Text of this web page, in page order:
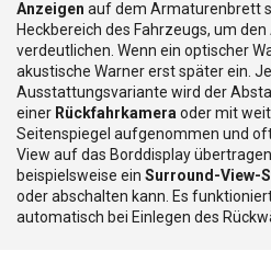
Anzeigen auf dem Armaturenbrett
Heckbereich des Fahrzeugs, um
verdeutlichen. Wenn ein optischer
akustische Warner erst später ein.
Ausstattungsvariante wird der
einer Rückfahrkamera oder mit
Seitenspiegel aufgenommen und
View auf das Borddisplay
beispielsweise ein Surround-View-
oder abschalten kann. Es
automatisch bei Einlegen des